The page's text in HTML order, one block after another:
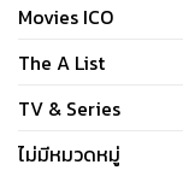
Movies ICO
The A List
TV & Series
ไม่มีหมวดหมู่